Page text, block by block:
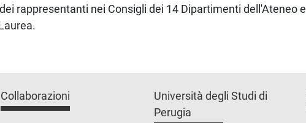
rappresentanti nei Consigli dei 14 Dipartimenti dell'Ateneo e
Collaborazioni
Università degli Studi di
Perugia